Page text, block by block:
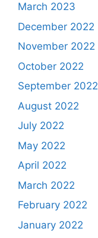
March 2023
December 2022
November 2022
October 2022
September 2022
August 2022
July 2022
May 2022
April 2022
March 2022
February 2022
January 2022